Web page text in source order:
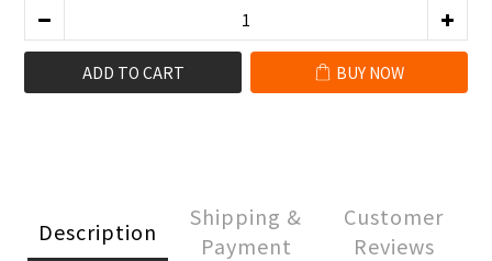
ADD TO CART BUY NOW
Description
Shipping &
Payment
Customer
Reviews